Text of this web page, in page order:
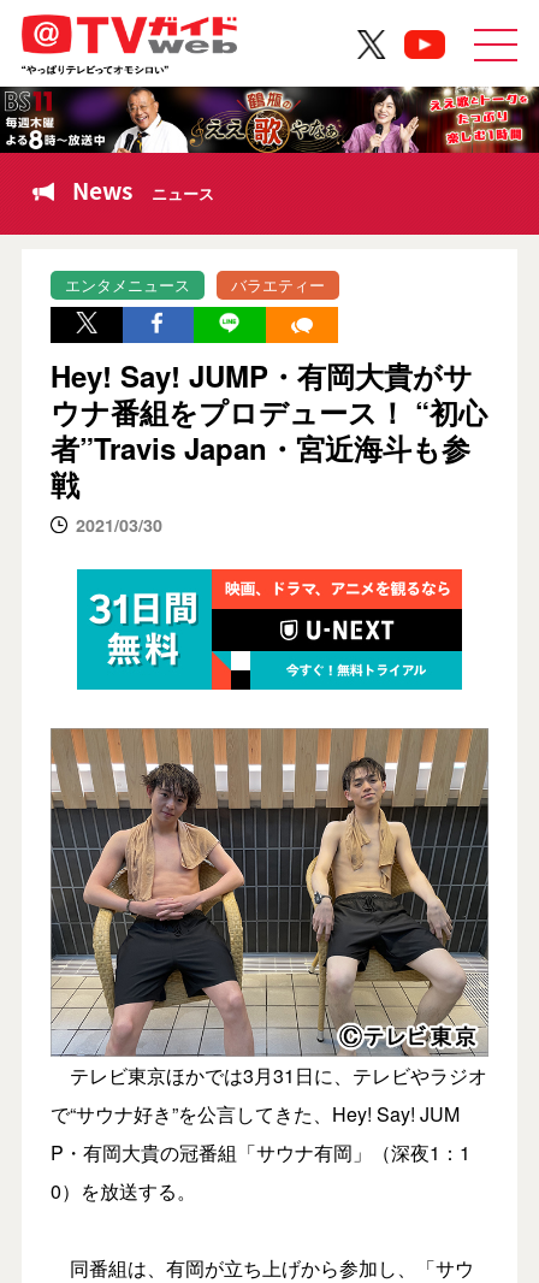
News ニュース
エンタメニュース バラエティー
Hey! Say! JUMP・有岡大貴がサ
ウナ番組をプロデュース！ “初心
者”Travis Japan・宮近海斗も参
戦
2021/03/30
テレビ東京ほかでは3月31日に、テレビやラジオ
で“サウナ好き”を公言してきた、Hey! Say! JUM
P・有岡大貴の冠番組「サウナ有岡」（深夜1：1
0）を放送する。
同番組は、有岡が立ち上げから参加し、「サウ